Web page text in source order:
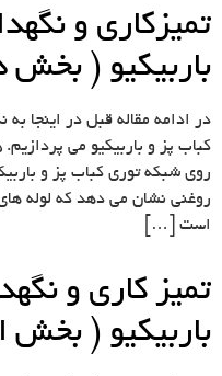
تمیزکاری و
باربیکیو ( بخش
در ادامه مقاله قبل در اینجا به
روی شبکه توری کباب پز و
است […]
تمیز کاری و
باربیکیو ( بخش